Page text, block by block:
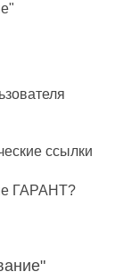
ссылки
ГАРАНТ?